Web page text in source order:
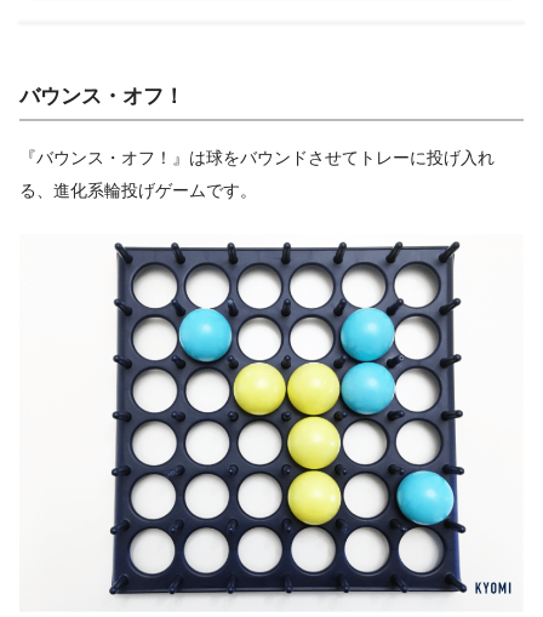
バウンス・オフ！
『バウンス・オフ！』は球をバウンドさせてトレーに投げ入れ
る、進化系輪投げゲームです。